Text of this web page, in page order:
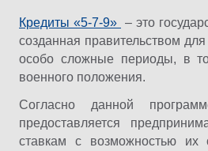
Кредиты «5-7-9» – это
созданная правительством
особо сложные периоды, в
военного положения.
Согласно данной
предоставляется
ставкам с возможностью их